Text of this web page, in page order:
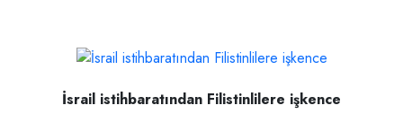
İsrail istihbaratından Filistinlilere işkence